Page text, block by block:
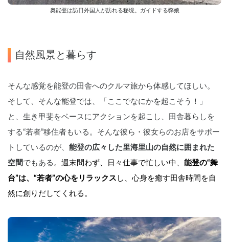
奥能登は訪日外国人が訪れる秘境。ガイドする弊娘
自然風景と暮らす
そんな感覚を能登の田舎へのクルマ旅から体感してほしい。
そして、そんな能登では、「ここでなにかを起こそう！」
と、生き甲斐をベースにアクションを起こし、田舎暮らしを
する“若者”移住者もいる。そんな彼ら・彼女らのお店をサポー
トしているのが、 能登の広々した里海里山の自然に囲まれた
空間 でもある。 週末問わず、日々仕事で忙しい中、 能登の“舞
台”は、“若者”の心をリラックス し、心身を癒す田舎時間を自
然に創りだしてくれる。